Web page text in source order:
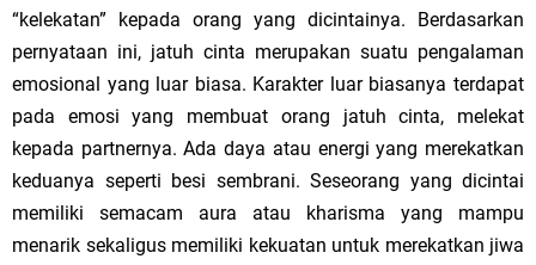
“kelekatan” kepada orang yang dicintainya. Berdasarkan
pernyataan ini, jatuh cinta merupakan suatu pengalaman
emosional yang luar biasa. Karakter luar biasanya terdapat
pada emosi yang membuat orang jatuh cinta, melekat
kepada partnernya. Ada daya atau energi yang merekatkan
keduanya seperti besi sembrani. Seseorang yang dicintai
memiliki semacam aura atau kharisma yang mampu
menarik sekaligus memiliki kekuatan untuk merekatkan jiwa